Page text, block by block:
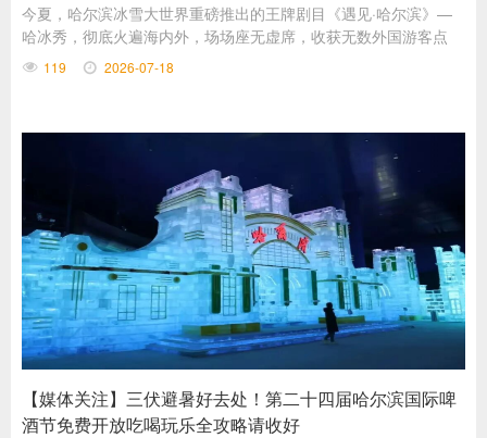
今夏，哈尔滨冰雪大世界重磅推出的王牌剧目《遇见·哈尔滨》—
哈冰秀，彻底火遍海内外，场场座无虚席，收获无数外国游客点
赞，全场掌声不断。
119 2026-07-18
【媒体关注】三伏避暑好去处！第二十四届哈尔滨国际啤
酒节免费开放吃喝玩乐全攻略请收好